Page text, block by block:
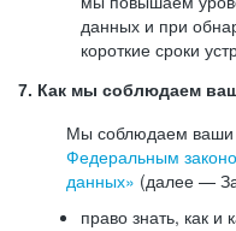
данных и при
короткие сроки
7. Как мы соблюдаем
Мы соблюдаем ваши
Федеральным
данных» (далее —
право знать, как